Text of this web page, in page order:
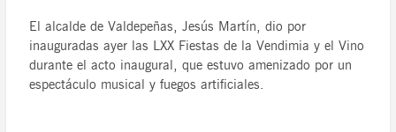
El alcalde de Valdepeñas, Jesús Martín, dio por
inauguradas ayer las LXX Fiestas de la Vendimia y el Vino
durante el acto inaugural, que estuvo amenizado por un
espectáculo musical y fuegos artificiales.